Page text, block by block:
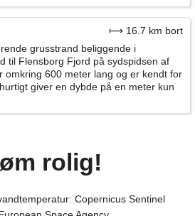
⟼ 16.7 km bort
grusstrand beliggende i
til Flensborg Fjord på sydspidsen af
omkring 600 meter lang og er kendt for
giver en dybde på en meter kun
rolig!
Copernicus Sentinel